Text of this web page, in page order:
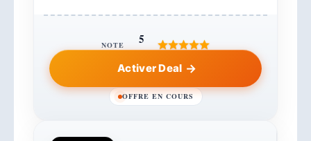
NOTE 5
Activer Deal
OFFRE EN COURS